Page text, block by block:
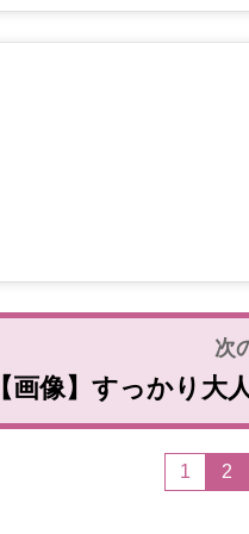
【画像】すっかり大
1 2